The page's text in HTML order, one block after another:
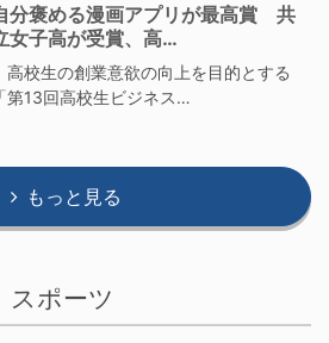
分褒める漫画アプリが最高賞 共
女子高が受賞、高…
高校生の創業意欲の向上を目的とする
「第13回高校生ビジネス…
もっと見る
スポーツ